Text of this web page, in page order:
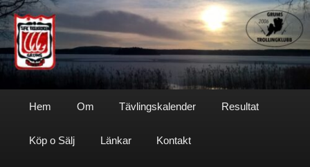
Hoppa
till
primärt
innehållSfktrekroken
Hem Om Tävlingskalender Resultat
Köp o Sälj Länkar Kontakt